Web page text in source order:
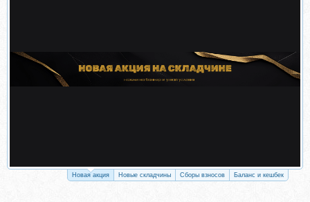
Новая акция Новые складчины Сборы взносов Баланс и кешбек